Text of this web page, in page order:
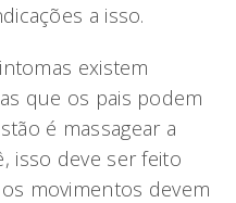
a isso.
existem
que os pais podem
é massagear a
isso deve ser feito
movimentos devem